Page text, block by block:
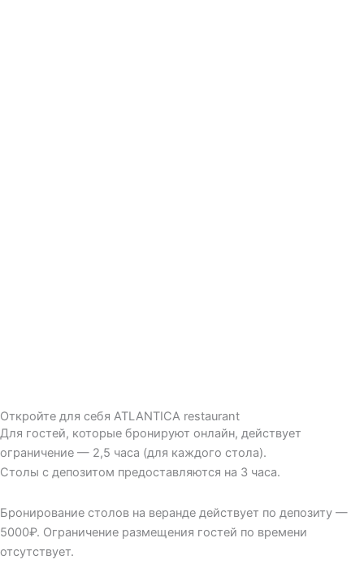
Откройте для себя ATLANTICA restaurant
Для гостей, которые бронируют онлайн, действует
ограничение — 2,5 часа (для каждого стола).
Столы с депозитом предоставляются на 3 часа.
Бронирование столов на веранде действует по депозиту —
5000₽. Ограничение размещения гостей по времени
отсутствует.